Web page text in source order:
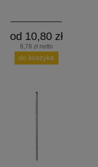
od 10,80 zł
8,78 zł netto
do koszyka